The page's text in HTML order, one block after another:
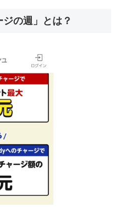
ジの週」とは？